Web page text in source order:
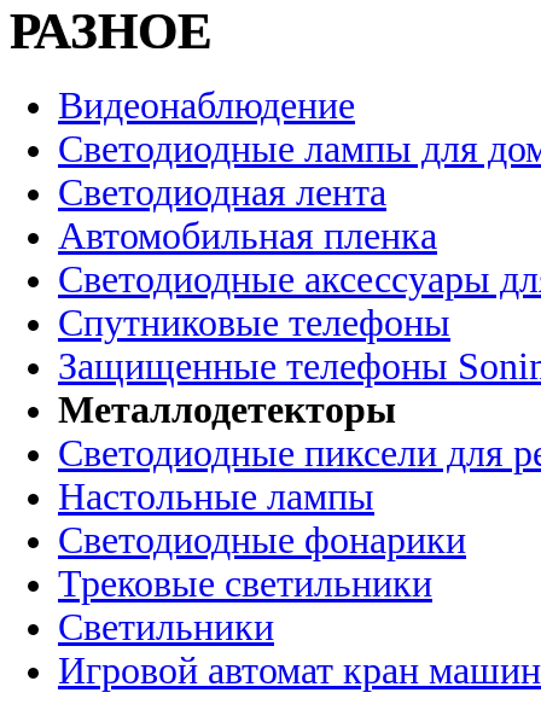
РАЗНОЕ
Видеонаблюдение
Светодиодные лампы для
Светодиодная лента
Автомобильная пленка
Светодиодные аксессуары
Спутниковые телефоны
Защищенные телефоны
Металлодетекторы
Светодиодные пиксели для
Настольные лампы
Светодиодные фонарики
Трековые светильники
Светильники
Игровой автомат кран